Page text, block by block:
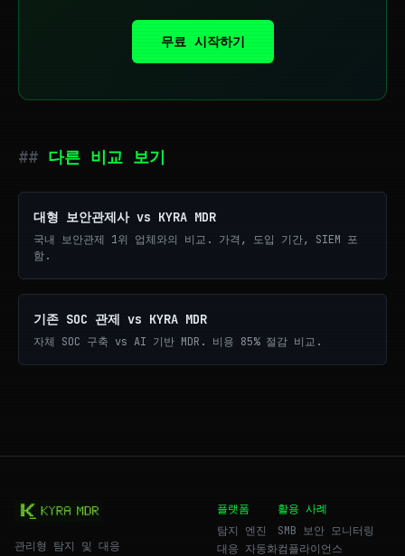
무료 시작하기
다른 비교 보기
대형 보안관제사 vs KYRA MDR
국내 보안관제 1위 업체와의 비교. 가격, 도입 기간, SIEM 포
함.
기존 SOC 관제 vs KYRA MDR
자체 SOC 구축 vs AI 기반 MDR. 비용 85% 절감 비교.
관리형 탐지 및 대응
플랫폼
탐지 엔진
대응 자동화
활용 사례
SMB 보안 모니터링
컴플라이언스